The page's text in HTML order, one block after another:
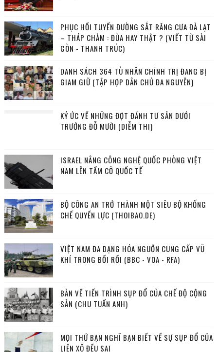
PHỤC HỒI TUYẾN ĐƯỜNG SẮT RĂNG CƯA ĐÀ LẠT
– THÁP CHÀM : ĐÙA HAY THẬT ? (VIẾT TỪ SÀI
GÒN - THANH TRÚC)
DANH SÁCH 364 TÙ NHÂN CHÍNH TRỊ ĐANG BỊ
GIAM GIỮ (TẬP HỢP DÂN CHỦ ĐA NGUYÊN)
KÝ ỨC VỀ NHỮNG ĐỢT ĐÁNH TƯ SẢN DƯỚI
TRƯỚNG ĐỖ MƯỜI (DIỄM THI)
ISRAEL NÂNG CÔNG NGHỆ QUỐC PHÒNG VIỆT
NAM LÊN TẦM CỠ QUỐC TẾ
BỘ CÔNG AN TRỞ THÀNH MỘT SIÊU BỘ KHỐNG
CHẾ QUYỀN LỰC (THOIBAO.DE)
VIỆT NAM ĐA DẠNG HÓA NGUỒN CUNG CẤP VŨ
KHÍ TRONG BỐI RỐI (BBC - VOA - RFA)
BÀN VỀ TIẾN TRÌNH SỤP ĐỔ CỦA CHẾ ĐỘ CỘNG
SẢN (CHU TUẤN ANH)
MỌI THỨ BẠN NGHĨ BẠN BIẾT VỀ SỰ SỤP ĐỔ CỦA
LIÊN XÔ ĐỀU SAI